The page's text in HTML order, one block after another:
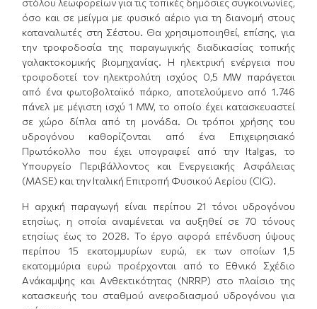
στόλου λεωφορείων για τις τοπικές δημόσιες συγκοινωνίες,
όσο και σε μείγμα με φυσικό αέριο για τη διανομή στους
καταναλωτές στη Σέστου. Θα χρησιμοποιηθεί, επίσης, για
την τροφοδοσία της παραγωγικής διαδικασίας τοπικής
γαλακτοκομικής βιομηχανίας. Η ηλεκτρική ενέργεια που
τροφοδοτεί τον ηλεκτρολύτη ισχύος 0,5 MW παράγεται
από ένα φωτοβολταϊκό πάρκο, αποτελούμενο από 1.746
πάνελ με μέγιστη ισχύ 1 MW, το οποίο έχει κατασκευαστεί
σε χώρο δίπλα από τη μονάδα. Οι τρόποι χρήσης του
υδρογόνου καθορίζονται από ένα Επιχειρησιακό
Πρωτόκολλο που έχει υπογραφεί από την Italgas, το
Υπουργείο Περιβάλλοντος και Ενεργειακής Ασφάλειας
(MASE) και την Ιταλική Επιτροπή Φυσικού Αερίου (CIG).
Η αρχική παραγωγή είναι περίπου 21 τόνοι υδρογόνου
ετησίως, η οποία αναμένεται να αυξηθεί σε 70 τόνους
ετησίως έως το 2028. Το έργο αφορά επένδυση ύψους
περίπου 15 εκατομμυρίων ευρώ, εκ των οποίων 1,5
εκατομμύρια ευρώ προέρχονται από το Εθνικό Σχέδιο
Ανάκαμψης και Ανθεκτικότητας (NRRP) στο πλαίσιο της
κατασκευής του σταθμού ανεφοδιασμού υδρογόνου για